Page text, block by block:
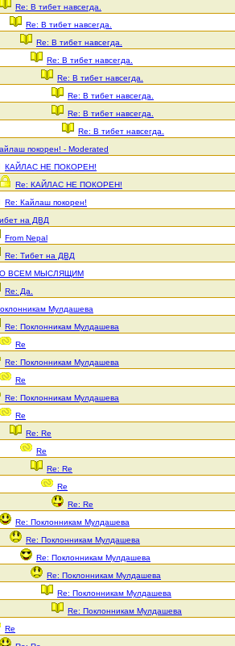
Re: В тибет навсегда.
Re: В тибет навсегда.
Re: В тибет навсегда.
Re: В тибет навсегда.
Re: В тибет навсегда.
Re: В тибет навсегда.
Re: В тибет навсегда.
Re: В тибет навсегда.
покорен! - Moderated
КАЙЛАС НЕ ПОКОРЕН!
Re: КАЙЛАС НЕ ПОКОРЕН!
Re: Кайлаш покорен!
на ДВД
From Nepal
Re: Тибет на ДВД
ВСЕМ МЫСЛЯЩИМ
Re: Да.
Мулдашева
Re: Поклонникам Мулдашева
Re
Re: Поклонникам Мулдашева
Re
Re: Поклонникам Мулдашева
Re
Re: Re
Re
Re: Re
Re
Re: Re
Re: Поклонникам Мулдашева
Re: Поклонникам Мулдашева
Re: Поклонникам Мулдашева
Re: Поклонникам Мулдашева
Re: Поклонникам Мулдашева
Re: Поклонникам Мулдашева
Re